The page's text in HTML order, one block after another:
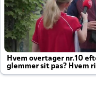
Hvem overtager nr.10
glemmer sit pas? Hvem
altid til efter kampe?